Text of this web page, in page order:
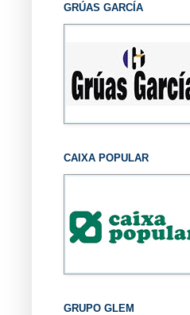
GRÚAS GARCÍA
CAIXA POPULAR
GRUPO GLEM